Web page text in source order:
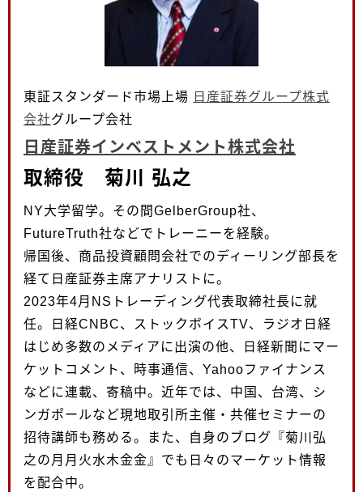
東証スタンダード市場上場 日産証券グループ株式
会社グループ会社
日産証券インベストメント株式会社
取締役 菊川 弘之
NY大学留学。その間GelberGroup社、
FutureTruth社などでトレーニーを経験。
帰国後、商品投資顧問会社でのディーリング部長を
経て日産証券主席アナリストに。
2023年4月NSトレーディング代表取締社長に就
任。日経CNBC、ストックボイスTV、ラジオ日経
はじめ多数のメディアに出演の他、日経新聞にマー
ケットコメント、時事通信、Yahooファイナンス
などに連載、寄稿中。近年では、中国、台湾、シ
ンガポールなど現地取引所主催・共催セミナーの
招待講師も務める。また、自身のブログ『菊川弘
之の月月火水木金金』でも日々のマーケット情報
を配合中。